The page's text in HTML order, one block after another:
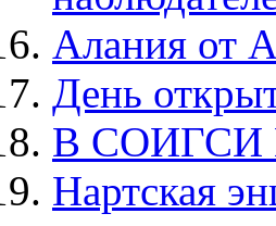
Алания от
День
В
Нартская